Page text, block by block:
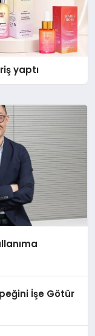
yaptı
İşe Götür